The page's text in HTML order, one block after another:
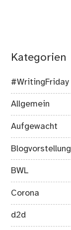
Kategorien
#WritingFriday
Allgemein
Aufgewacht
Blogvorstellung
BWL
Corona
d2d